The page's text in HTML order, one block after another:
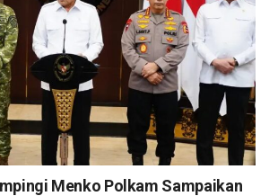
Menko Polkam Sampaikan